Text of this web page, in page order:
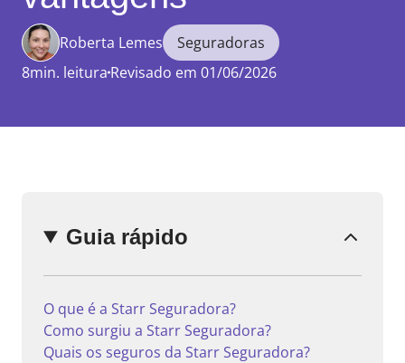
Roberta Lemes
Seguradoras
8min. leitura Revisado em 01/06/2026
Guia rápido
O que é a Starr Seguradora?
Como surgiu a Starr Seguradora?
Quais os seguros da Starr Seguradora?